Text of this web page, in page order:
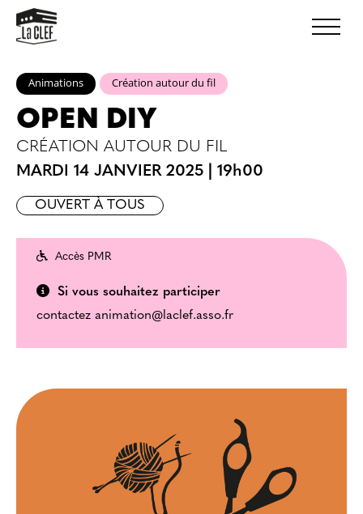
Animations Création autour du fil
OPEN DIY
CRÉATION AUTOUR DU FIL
MARDI 14 JANVIER 2025
19h00
OUVERT À TOUS
Accès PMR
Si vous souhaitez participer
contactez animation@laclef.asso.fr